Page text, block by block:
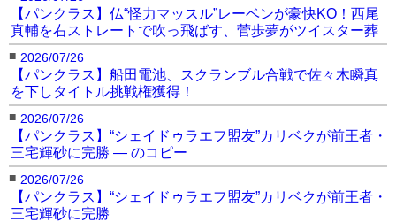
【パンクラス】仏“怪力マッスル”レーベンが豪快KO！西尾
真輔を右ストレートで吹っ飛ばす、菅歩夢がツイスター葬
■ 2026/07/26
【パンクラス】船田電池、スクランブル合戦で佐々木瞬真
を下しタイトル挑戦権獲得！
■ 2026/07/26
【パンクラス】“シェイドゥラエフ盟友”カリベクが前王者・
三宅輝砂に完勝 — のコピー
■ 2026/07/26
【パンクラス】“シェイドゥラエフ盟友”カリベクが前王者・
三宅輝砂に完勝